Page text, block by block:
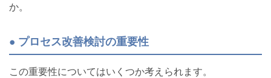
か。
● プロセス改善検討の重要性
この重要性についてはいくつか考えられます。